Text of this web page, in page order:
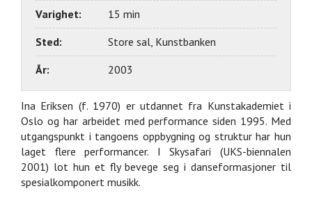
Varighet:
15 min
Sted:
Store sal, Kunstbanken
År:
2003
Ina Eriksen (f. 1970) er utdannet fra Kunstakademiet i
Oslo og har arbeidet med performance siden 1995. Med
utgangspunkt i tangoens oppbygning og struktur har hun
laget flere performancer. I Skysafari (UKS-biennalen
2001) lot hun et fly bevege seg i danseformasjoner til
spesialkomponert musikk.